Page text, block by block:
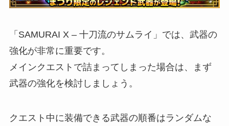
「SAMURAI X – 十刀流のサムライ」では、武器の
強化が非常に重要です。
メインクエストで詰まってしまった場合は、まず
武器の強化を検討しましょう。
クエスト中に装備できる武器の順番はランダムな